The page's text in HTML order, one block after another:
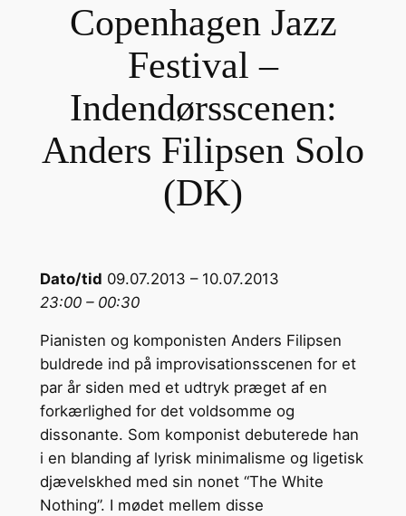
Copenhagen Jazz
Festival –
Indendørsscenen:
Anders Filipsen Solo
(DK)
Dato/tid 09.07.2013 – 10.07.2013
23:00 – 00:30
Pianisten og komponisten Anders Filipsen
buldrede ind på improvisationsscenen for et
par år siden med et udtryk præget af en
forkærlighed for det voldsomme og
dissonante. Som komponist debuterede han
i en blanding af lyrisk minimalisme og ligetisk
djævelskhed med sin nonet “The White
Nothing”. I mødet mellem disse